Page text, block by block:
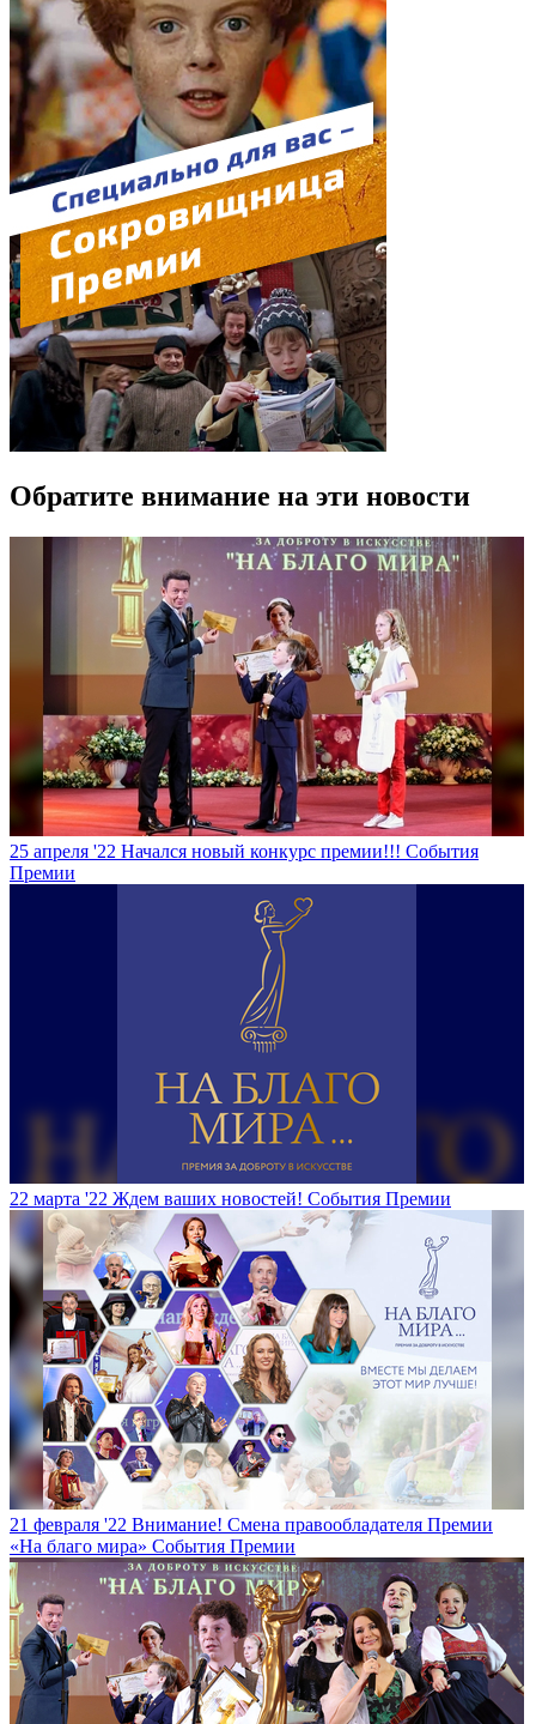
Обратите внимание на эти новости
25 апреля '22 Начался новый конкурс премии!!! События
Премии
22 марта '22 Ждем ваших новостей! События Премии
21 февраля '22 Внимание! Смена правообладателя Премии
«На благо мира» События Премии